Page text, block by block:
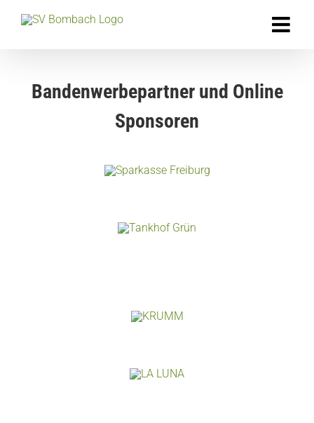
Inhalt
Bandenwerbepartner und Online
Sponsoren